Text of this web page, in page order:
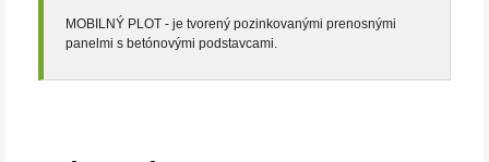
MOBILNÝ PLOT - je tvorený pozinkovanými prenosnými
panelmi s betónovými podstavcami.